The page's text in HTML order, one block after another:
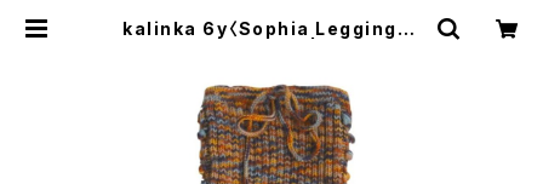
kalinka 6y〈Sophia Leggings〉